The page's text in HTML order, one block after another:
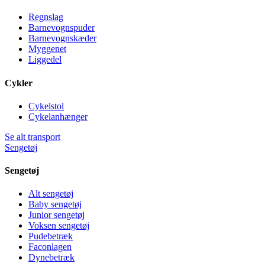
Regnslag
Barnevognspuder
Barnevognskæder
Myggenet
Liggedel
Cykler
Cykelstol
Cykelanhænger
Se alt transport
Sengetøj
Sengetøj
Alt sengetøj
Baby sengetøj
Junior sengetøj
Voksen sengetøj
Pudebetræk
Faconlagen
Dynebetræk